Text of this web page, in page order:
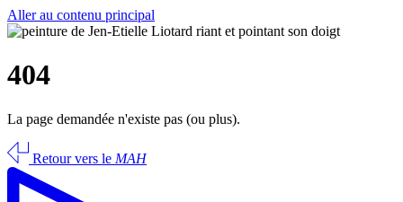
Aller au contenu principal
404
La page demandée n'existe pas (ou plus).
Retour vers le MAH